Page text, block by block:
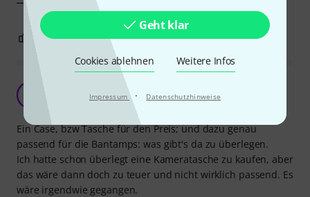
Geht klar
Cookies ablehnen Weitere Infos
Impressum · Datenschutzhinweise
0 BEWERTUNG MELDEN
Leicht und (hoffentlich) robust
TheJD 26.04.2018
Ein Case, bzw Tasche für den Preis; und dazu genau
passend für die Bantamps: was gibt's da zu überlegen.
Ich hatte schon überlegt eine Kameratasche zu kaufen, aber
das wäre dann doch zu teuer und nicht wirklich passend. Es
wäre irgendwie gegangen.